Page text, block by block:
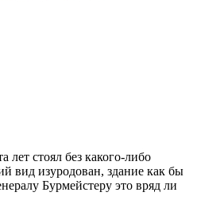
лет стоял без какого-либо
вид изуродован, здание как бы
Бурмейстеру это вряд ли